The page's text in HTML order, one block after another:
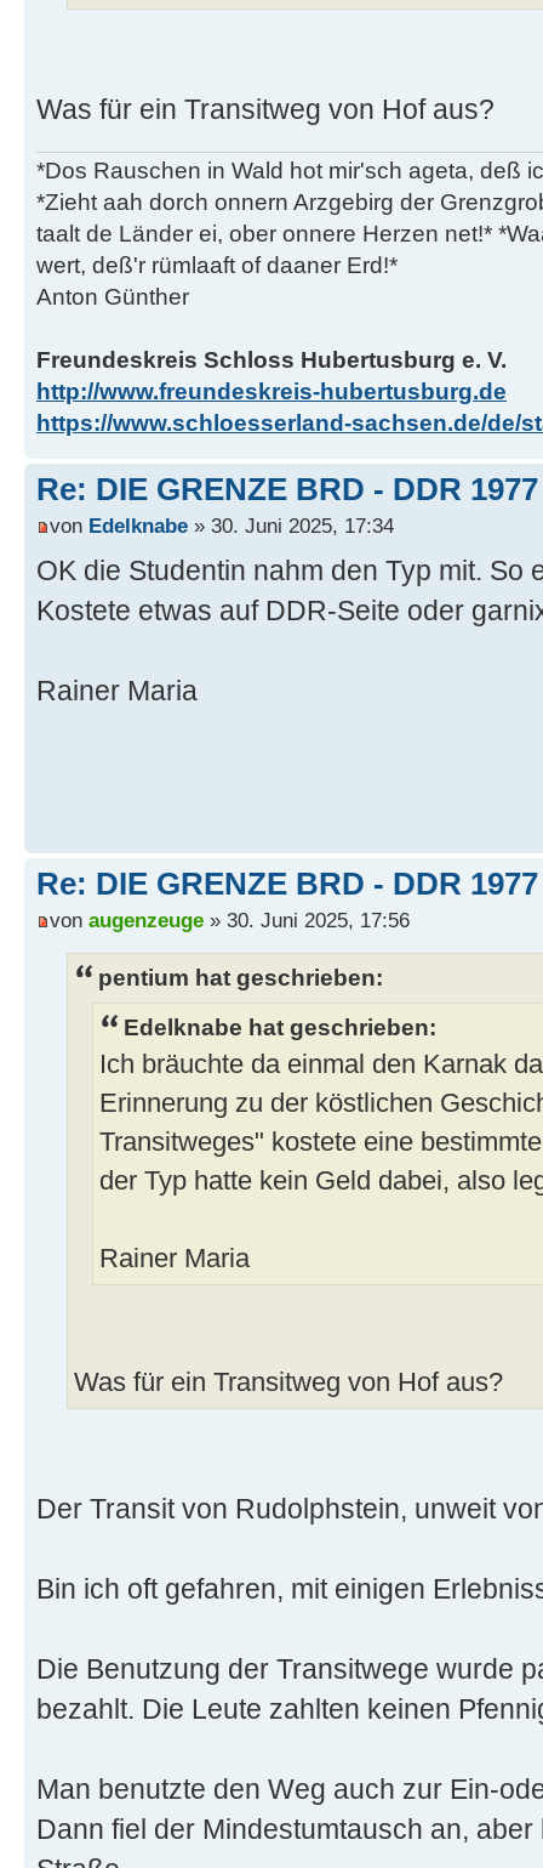
Was für ein Transitweg von Hof aus?
*Dos Rauschen in Wald hot mir'sch ageta, deß
*Zieht aah dorch onnern Arzgebirg der
taalt de Länder ei, ober onnere Herzen net!*
wert, deß'r rümlaaft of daaner Erd!*
Anton Günther
Freundeskreis Schloss Hubertusburg e. V.
http://www.freundeskreis-hubertusburg.de
https://www.schloesserland-sachsen.de/de/
Re: DIE GRENZE BRD - DDR
von Edelknabe » 30. Juni 2025, 17:34
OK die Studentin nahm den Typ mit. So
Kostete etwas auf DDR-Seite oder
Rainer Maria
Re: DIE GRENZE BRD - DDR
von augenzeuge » 30. Juni 2025, 17:56
pentium hat geschrieben:
Edelknabe hat geschrieben:
Ich bräuchte da einmal den Karnak
Erinnerung zu der köstlichen
Transitweges" kostete eine
der Typ hatte kein Geld dabei, also
Rainer Maria
Was für ein Transitweg von Hof aus?
Der Transit von Rudolphstein, unweit
Bin ich oft gefahren, mit einigen
Die Benutzung der Transitwege wurde
bezahlt. Die Leute zahlten keinen
Man benutzte den Weg auch zur Ein-
Dann fiel der Mindestumtausch an,